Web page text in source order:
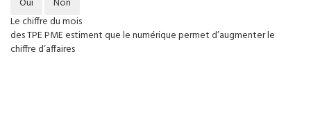
Le chiffre du mois
des TPE PME estiment que le numérique permet d’augmenter le
chiffre d’affaires